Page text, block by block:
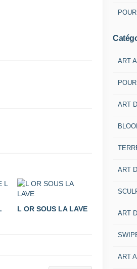
L OR SOUS LA LAVE
ART
ART
ART
ART
ART